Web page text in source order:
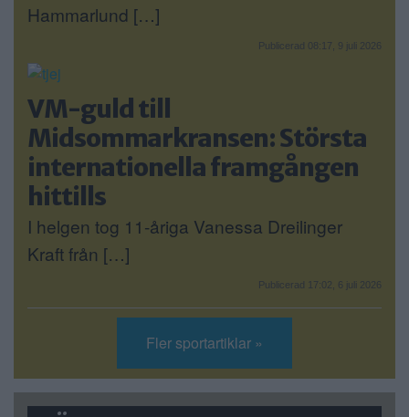
Hammarlund […]
Publicerad 08:17, 9 juli 2026
VM-guld till
Midsommarkransen: Största
internationella framgången
hittills
I helgen tog 11-åriga Vanessa Dreilinger
Kraft från […]
Publicerad 17:02, 6 juli 2026
Fler sportartiklar »